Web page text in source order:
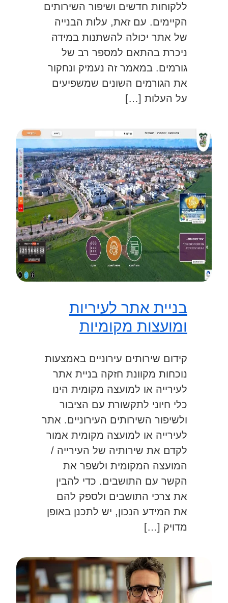
ללקוחות חדשים ושיפור השירותים
הקיימים. עם זאת, עלות הבנייה
של אתר יכולה להשתנות במידה
ניכרת בהתאם למספר רב של
גורמים. במאמר זה נעמיק ונחקור
את הגורמים השונים שמשפיעים
על העלות […]
בניית אתר לעיריות
ומועצות מקומיות
קידום שירותים עירוניים באמצעות
נוכחות מקוונת חזקה בניית אתר
לעירייה או למועצה מקומית הינו
כלי חיוני לתקשורת עם הציבור
ולשיפור השירותים העירוניים. אתר
לעירייה או למועצה מקומית אמור
לקדם את שירותיה של העירייה /
המועצה המקומית ולשפר את
הקשר עם התושבים. כדי להבין
את צרכי התושבים ולספק להם
את המידע הנכון, יש לתכנן באופן
מדויק […]